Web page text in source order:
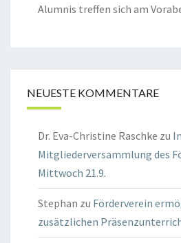
Alumnis treffen sich am
NEUESTE KOMMENTARE
Dr. Eva-Christine Raschke zu
Mitgliederversammlung des
Mittwoch 21.9.
Stephan zu Förderverein
zusätzlichen